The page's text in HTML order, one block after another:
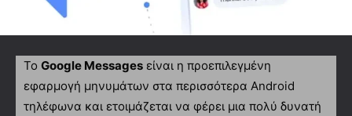
To Google Messages είναι η προεπιλεγμένη
εφαρμογή μηνυμάτων στα περισσότερα Android
τηλέφωνα και ετοιμάζεται να φέρει μια πολύ δυνατή